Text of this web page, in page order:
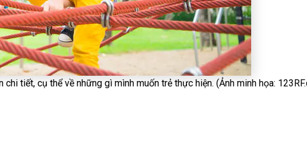
tiết, cụ thể về những gì mình muốn trẻ thực hiện. (Ảnh minh họa: